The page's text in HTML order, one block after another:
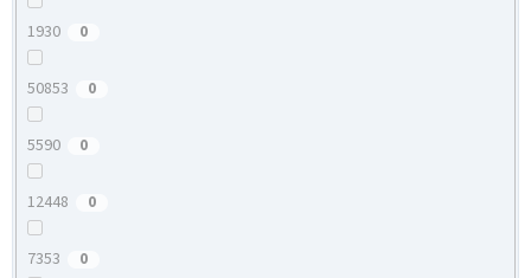
1930 0
50853 0
5590 0
12448 0
7353 0